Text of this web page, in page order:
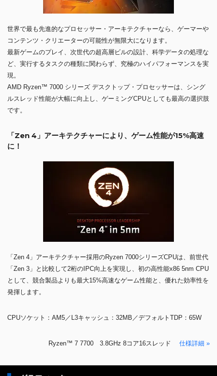
世界で最も先進的なプロセッサー・アーキテクチャーなら、ゲーマーや
コンテンツ・クリエーターの可能性が無限大になります。
最新ゲームのプレイ、次世代の超高層ビルの設計、科学データの処理な
ど、実行するタスクの種類に関わらず、究極のハイパフォーマンスを実
現。
AMD Ryzen™ 7000 シリーズ デスクトップ・プロセッサーは、シング
ルスレッド性能が大幅に向上し、ゲーミングCPUとしても最高の選択肢
です。
「Zen 4」アーキテクチャーにより、ゲーム性能が15%高速
に！
「Zen 4」アーキテクチャー採用のRyzen 7000シリーズCPUは、前世代
「Zen 3」と比較して2桁のIPC向上を実現し、初の高性能x86 5nm CPU
として、競合製品よりも最大15%高速なゲーム性能と、優れた効率性を
発揮します。
CPUソケット：AM5／L3キャッシュ：32MB／デフォルトTDP：65W
Ryzen™ 7 7700 3.8GHz 8コア16スレッド 仕様詳細 »